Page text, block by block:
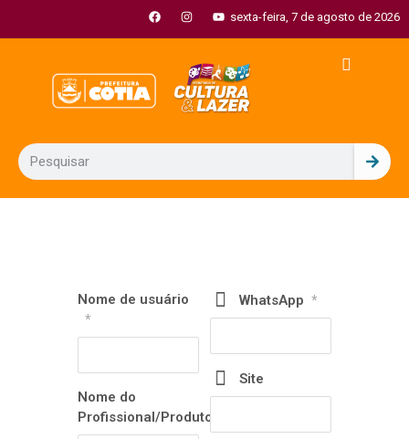
sexta-feira, 7 de agosto de 2026
Nome de usuário
*
Nome do
Profissional/Produtora(o)/Empresa
WhatsApp *
Site